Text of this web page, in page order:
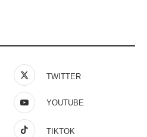
TWITTER
YOUTUBE
TIKTOK